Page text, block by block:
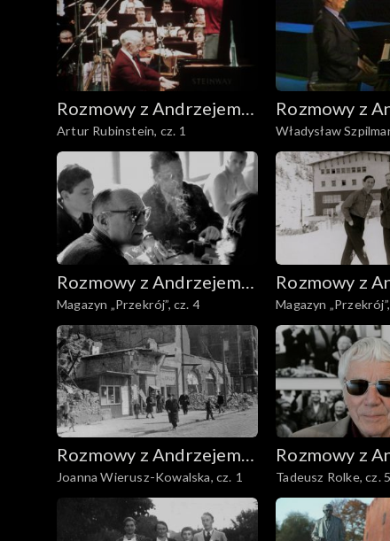
Rozmowy z Andrzejem
Doboszem
Artur Rubinstein, cz. 1
Rozmowy z
Doboszem
Władysław
Rozmowy z Andrzejem
Doboszem
Magazyn „Przekrój”, cz. 4
Rozmowy z
Doboszem
Magazyn
Rozmowy z Andrzejem
Doboszem
Joanna Wierusz-Kowalska, cz. 1
Rozmowy z
Doboszem
Tadeusz Rolke, cz. 5